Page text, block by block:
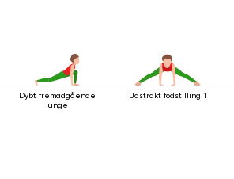
Dybt fremadgående
lunge
Udstrakt fodstilling 1